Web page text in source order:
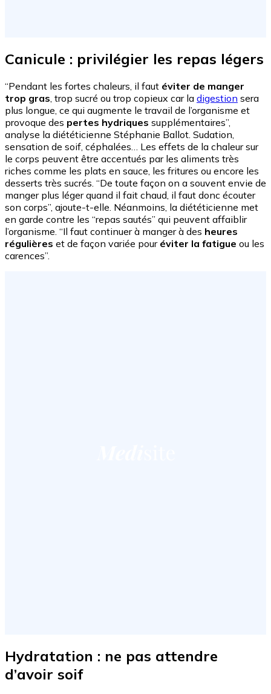
Canicule : privilégier les repas légers
“Pendant les fortes chaleurs, il faut éviter de manger
trop gras, trop sucré ou trop copieux car la digestion sera
plus longue, ce qui augmente le travail de l’organisme et
provoque des pertes hydriques supplémentaires”,
analyse la diététicienne Stéphanie Ballot. Sudation,
sensation de soif, céphalées… Les effets de la chaleur sur
le corps peuvent être accentués par les aliments très
riches comme les plats en sauce, les fritures ou encore les
desserts très sucrés. “De toute façon on a souvent envie de
manger plus léger quand il fait chaud, il faut donc écouter
son corps”, ajoute-t-elle. Néanmoins, la diététicienne met
en garde contre les “repas sautés” qui peuvent affaiblir
l’organisme. “Il faut continuer à manger à des heures
régulières et de façon variée pour éviter la fatigue ou les
carences”.
Hydratation : ne pas attendre
d’avoir soif